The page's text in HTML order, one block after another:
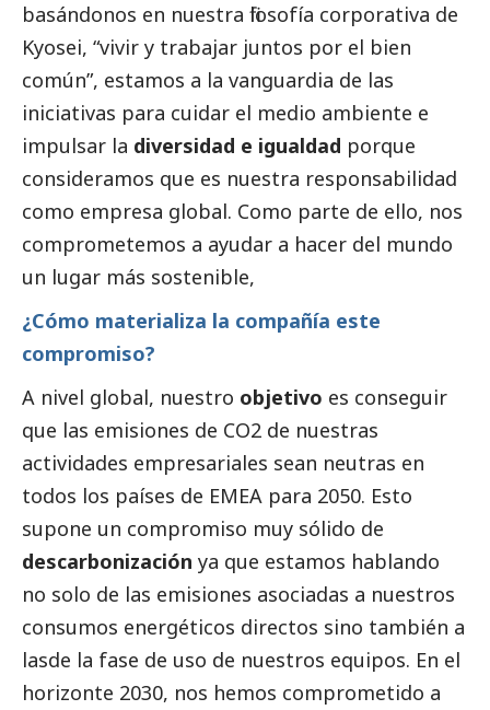
basándonos en nuestra filosofía corporativa de
Kyosei, “vivir y trabajar juntos por el bien
común”, estamos a la vanguardia de las
iniciativas para cuidar el medio ambiente e
impulsar la diversidad e igualdad porque
consideramos que es nuestra responsabilidad
como empresa global. Como parte de ello, nos
comprometemos a ayudar a hacer del mundo
un lugar más sostenible,
¿Cómo materializa la compañía este
compromiso?
A nivel global, nuestro objetivo es conseguir
que las emisiones de CO2 de nuestras
actividades empresariales sean neutras en
todos los países de EMEA para 2050. Esto
supone un compromiso muy sólido de
descarbonización ya que estamos hablando
no solo de las emisiones asociadas a nuestros
consumos energéticos directos sino también a
lasde la fase de uso de nuestros equipos. En el
horizonte 2030, nos hemos comprometido a